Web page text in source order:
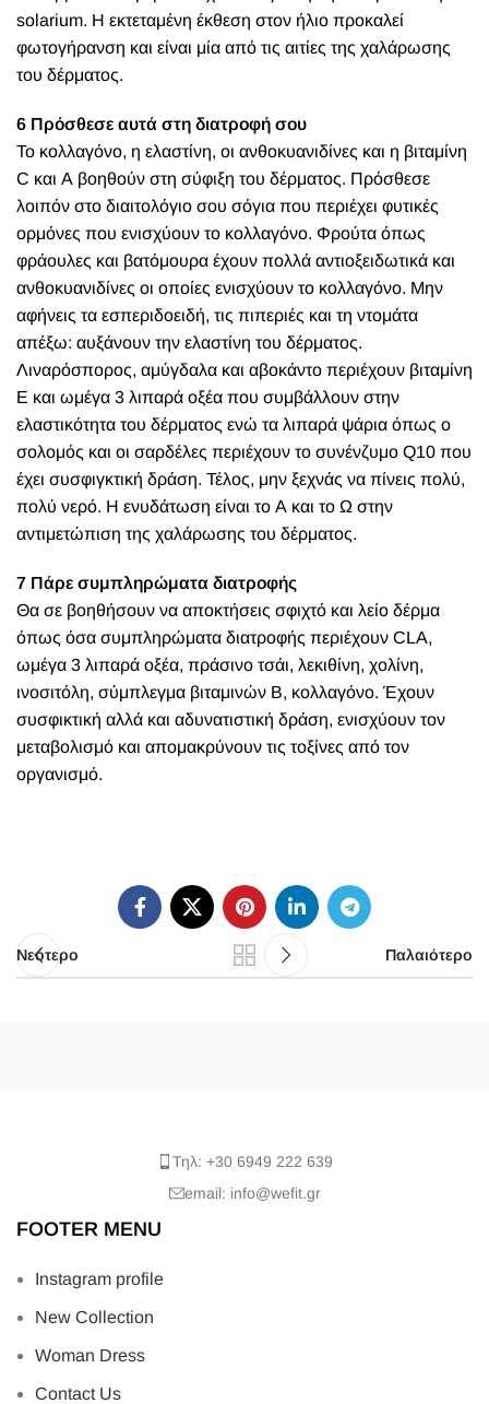
solarium. Η εκτεταμένη έκθεση στον ήλιο προκαλεί
φωτογήρανση και είναι μία από τις αιτίες της χαλάρωσης
του δέρματος.
6 Πρόσθεσε αυτά στη διατροφή σου
Το κολλαγόνο, η ελαστίνη, οι ανθοκυανιδίνες και η βιταμίνη
C και Α βοηθούν στη σύφιξη του δέρματος. Πρόσθεσε
λοιπόν στο διαιτολόγιο σου σόγια που περιέχει φυτικές
ορμόνες που ενισχύουν το κολλαγόνο. Φρούτα όπως
φράουλες και βατόμουρα έχουν πολλά αντιοξειδωτικά και
ανθοκυανιδίνες οι οποίες ενισχύουν το κολλαγόνο. Μην
αφήνεις τα εσπεριδοειδή, τις πιπεριές και τη ντομάτα
απέξω: αυξάνουν την ελαστίνη του δέρματος.
Λιναρόσπορος, αμύγδαλα και αβοκάντο περιέχουν βιταμίνη
Ε και ωμέγα 3 λιπαρά οξέα που συμβάλλουν στην
ελαστικότητα του δέρματος ενώ τα λιπαρά ψάρια όπως ο
σολομός και οι σαρδέλες περιέχουν το συνένζυμο Q10 που
έχει συσφιγκτική δράση. Τέλος, μην ξεχνάς να πίνεις πολύ,
πολύ νερό. Η ενυδάτωση είναι το Α και το Ω στην
αντιμετώπιση της χαλάρωσης του δέρματος.
7 Πάρε συμπληρώματα διατροφής
Θα σε βοηθήσουν να αποκτήσεις σφιχτό και λείο δέρμα
όπως όσα συμπληρώματα διατροφής περιέχουν CLA,
ωμέγα 3 λιπαρά οξέα, πράσινο τσάι, λεκιθίνη, χολίνη,
ινοσιτόλη, σύμπλεγμα βιταμινών Β, κολλαγόνο. Έχουν
συσφικτική αλλά και αδυνατιστική δράση, ενισχύουν τον
μεταβολισμό και απομακρύνουν τις τοξίνες από τον
οργανισμό.
Νεότερο Παλαιότερο
Τηλ: +30 6949 222 639
email: info@wefit.gr
FOOTER MENU
Instagram profile
New Collection
Woman Dress
Contact Us